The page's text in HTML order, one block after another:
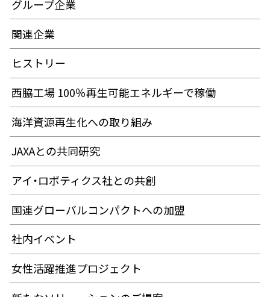
グループ企業
関連企業
ヒストリー
西脇工場 100％再生可能エネルギーで稼働
海洋資源再生化への取り組み
JAXAとの共同研究
アイ・ロボティクス社との共創
国連グローバルコンパクトへの加盟
社内イベント
女性活躍推進プロジェクト